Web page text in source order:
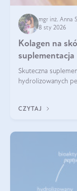
mgr inż. Anna
8 sty 2026
Kolagen na
suplementacja
Skuteczna
hydrolizowanych
CZYTAJ